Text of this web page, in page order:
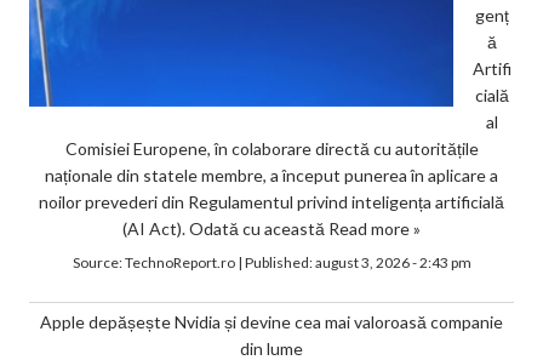
genț
ă
Artifi
cială
al
Comisiei Europene, în colaborare directă cu autoritățile
naționale din statele membre, a început punerea în aplicare a
noilor prevederi din Regulamentul privind inteligența artificială
(AI Act). Odată cu această Read more »
Source:TechnoReport.ro| Published:august 3, 2026 - 2:43 pm
Apple depășește Nvidia și devine cea mai valoroasă companie
din lume